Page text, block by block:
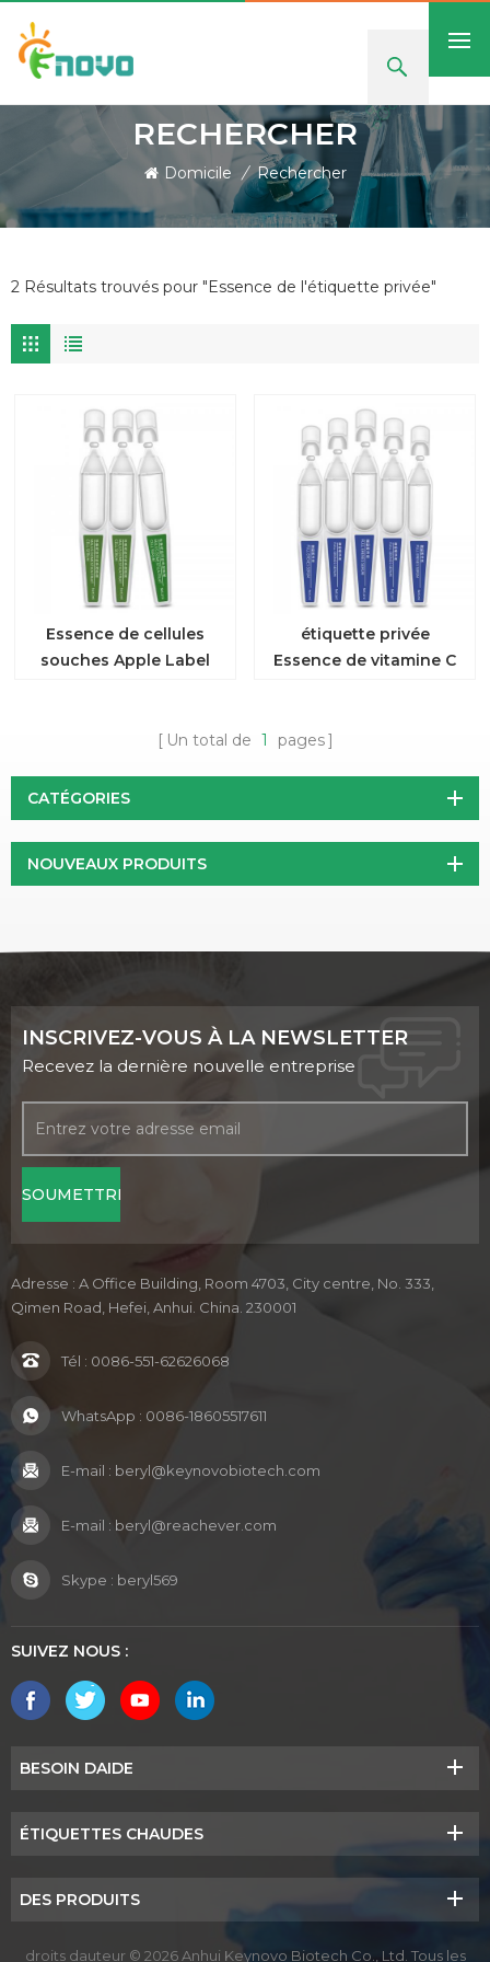
RECHERCHER
Domicile / Rechercher
2 Résultats trouvés pour "Essence de l'étiquette privée"
Essence de cellules
souches Apple Label
étiquette privée
Essence de vitamine C
Un total de 1 pages
CATÉGORIES
NOUVEAUX PRODUITS
INSCRIVEZ-VOUS À LA NEWSLETTER
Recevez la dernière nouvelle entreprise
Adresse : A Office Building, Room 4703, City centre, No. 333,
Qimen Road, Hefei, Anhui. China. 230001
Tél : 0086-551-62626068
WhatsApp : 0086-18605517611
E-mail : beryl@keynovobiotech.com
E-mail : beryl@reachever.com
Skype : beryl569
SUIVEZ NOUS :
BESOIN DAIDE
ÉTIQUETTES CHAUDES
DES PRODUITS
droits dauteur © 2026 Anhui Keynovo Biotech Co., Ltd. Tous les